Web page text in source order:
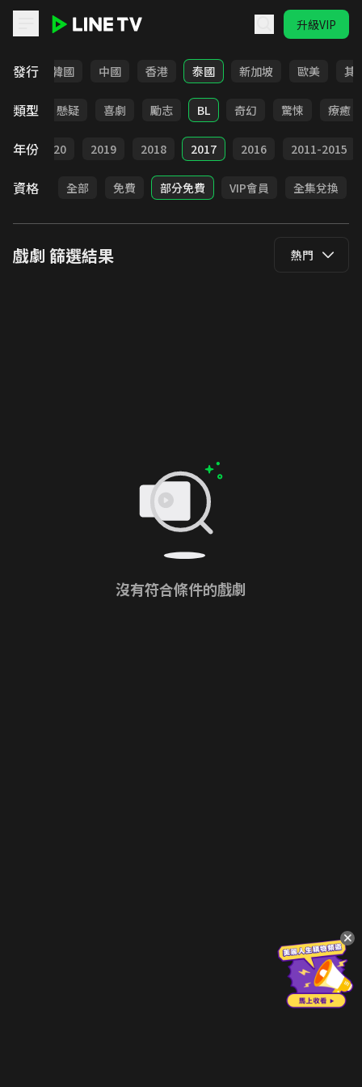
升級VIP
發行
日本 韓國 中國 香港 泰國 新加坡 歐美 其
類型
甜寵 懸疑 喜劇 勵志 BL 奇幻 驚悚 療癒
年份 2020 2019 2018 2017 2016 2011-2015
資格 全部 免費 部分免費 VIP會員 全集兌換
戲劇 篩選結果 熱門
沒有符合條件的戲劇